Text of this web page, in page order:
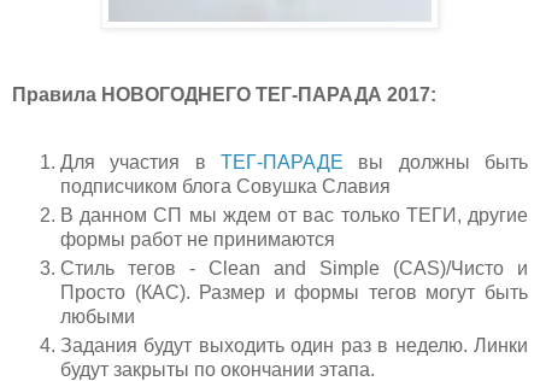
Правила НОВОГОДНЕГО ТЕГ-ПАРАДА 2017:
Для участия в ТЕГ-ПАРАДЕ вы должны быть
подписчиком блога Совушка Славия
В данном СП мы ждем от вас только ТЕГИ, другие
формы работ не принимаются
Стиль тегов - Clean and Simple (CAS)/Чисто и
Просто (КАС). Размер и формы тегов могут быть
любыми
Задания будут выходить один раз в неделю. Линки
будут закрыты по окончании этапа.